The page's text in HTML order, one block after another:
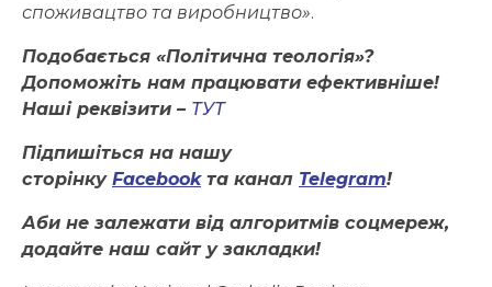
споживацтво та виробництво».
Подобається «Політична теологія»?
Допоможіть нам працювати ефективніше!
Наші реквізити – ТУТ
Підпишіться на нашу
сторінку Facebookта канал Telegram!
Аби не залежати від алгоритмів соцмереж,
додайте наш сайт у закладки!